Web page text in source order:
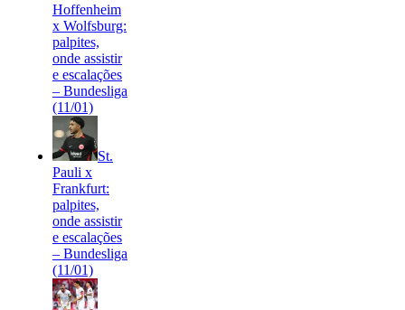
Hoffenheim
x Wolfsburg:
palpites,
onde assistir
e escalações
– Bundesliga
(11/01)
St.
Pauli x
Frankfurt:
palpites,
onde assistir
e escalações
– Bundesliga
(11/01)